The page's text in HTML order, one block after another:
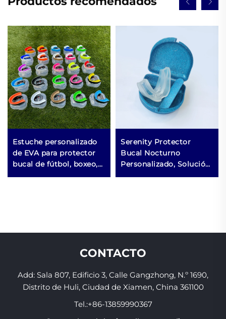
Estuche personalizado
de EVA para protector
bucal de fútbol, boxeo,
baloncesto, protectores
Serenity Protector
Bucal Nocturno
Personalizado, Solución
Eficaz Antirronquidos
CONTACTO
Add: Sala 807, Edificio 3, Calle Gangzhong, N.º 1690,
Distrito de Huli, Ciudad de Xiamen, China 361100
Tel.:+86-13859990367